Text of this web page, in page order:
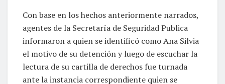
Con base en los hechos anteriormente narrados,
agentes de la Secretaría de Seguridad Publica
informaron a quien se identificó como Ana Silvia
el motivo de su detención y luego de escuchar la
lectura de su cartilla de derechos fue turnada
ante la instancia correspondiente quien se